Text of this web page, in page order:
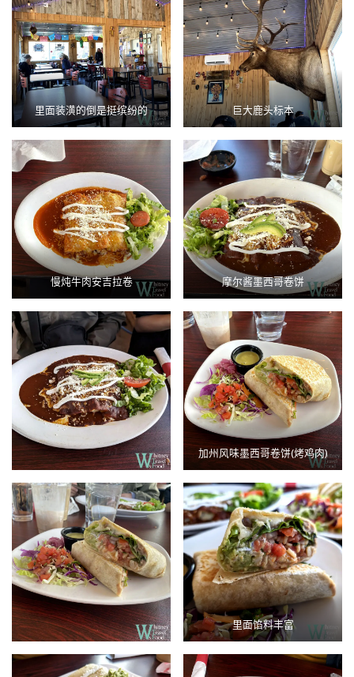
里面装潢的倒是挺缤纷的 巨大鹿头标本
慢炖牛肉安吉拉卷 摩尔酱墨西哥卷饼
加州风味墨西哥卷饼(烤鸡肉)
里面馅料丰富